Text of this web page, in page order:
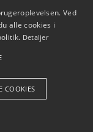
Ved
alle cookies i
Detaljer
COOKIES